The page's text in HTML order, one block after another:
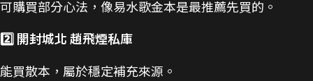
可購買部分心法，像易水歌金本是最推薦先買的。
2️⃣ 開封城北 趙飛煙私庫
能買散本，屬於穩定補充來源。